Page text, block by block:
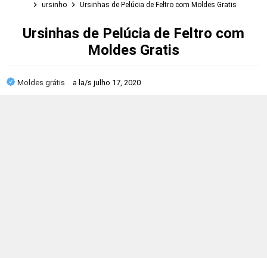
ursinho
Ursinhas de Pelúcia de Feltro com Moldes Gratis
Ursinhas de Pelúcia de Feltro com
Moldes Gratis
Moldes grátis a la/s julho 17, 2020